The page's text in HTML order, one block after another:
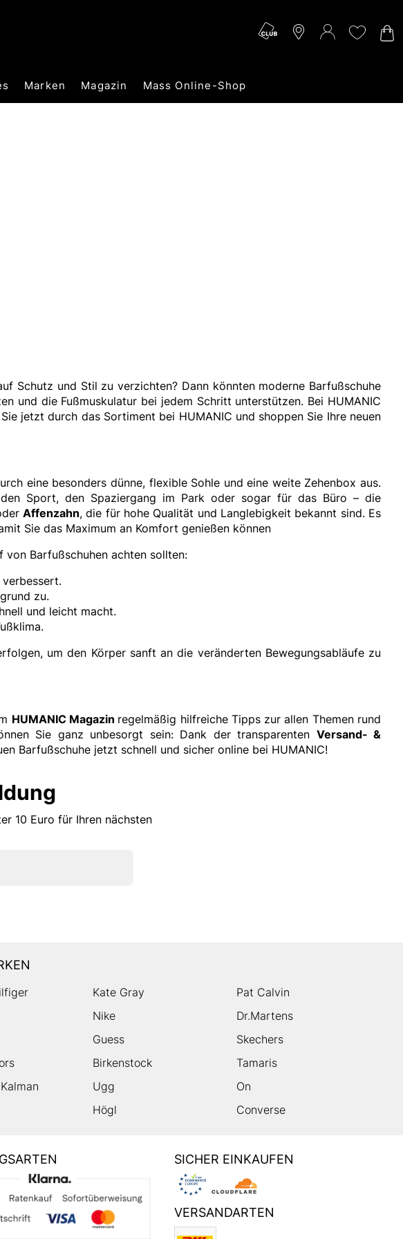
Marken Magazin Mass Online-Shop
Schutz und Stil zu verzichten? Dann könnten moderne Barfußschuhe
und die Fußmuskulatur bei jedem Schritt unterstützen. Bei HUMANIC
jetzt durch das Sortiment bei HUMANIC und shoppen Sie Ihre neuen
eine besonders dünne, flexible Sohle und eine weite Zehenbox aus.
Sport, den Spaziergang im Park oder sogar für das Büro – die
Affenzahn, die für hohe Qualität und Langlebigkeit bekannt sind. Es
Sie das Maximum an Komfort genießen können
von Barfußschuhen achten sollten:
zu.
und leicht macht.
um den Körper sanft an die veränderten Bewegungsabläufe zu
HUMANIC Magazin regelmäßig hilfreiche Tipps zur allen Themen rund
Sie ganz unbesorgt sein: Dank der transparenten Versand- &
Barfußschuhe jetzt schnell und sicher online bei HUMANIC!
10 Euro für Ihren nächsten
Kate Gray
Pat Calvin
Nike
Dr.Martens
Guess
Skechers
Birkenstock
Tamaris
Ugg
On
Högl Converse
SICHER EINKAUFEN
VERSANDARTEN